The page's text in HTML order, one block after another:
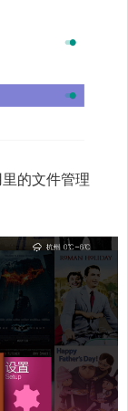
的文件管理